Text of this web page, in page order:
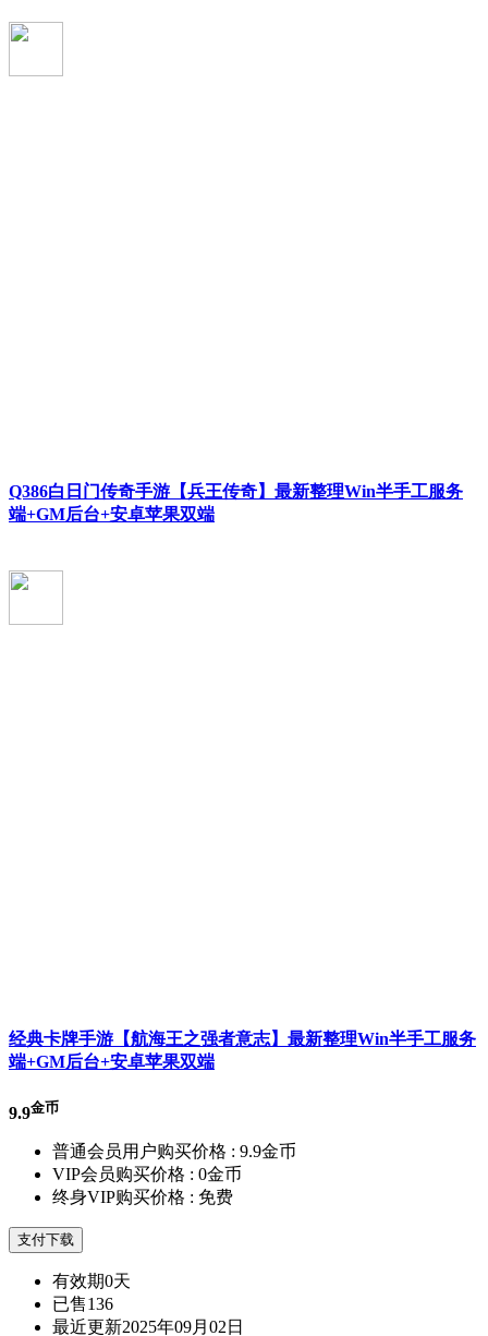
Q386白日门传奇手游【兵王传奇】最新整理Win半手工服务
端+GM后台+安卓苹果双端
经典卡牌手游【航海王之强者意志】最新整理Win半手工服务
端+GM后台+安卓苹果双端
9.9金币
普通会员用户购买价格 : 9.9金币
VIP会员购买价格 : 0金币
终身VIP购买价格 : 免费
支付下载
有效期0天
已售136
最近更新2025年09月02日